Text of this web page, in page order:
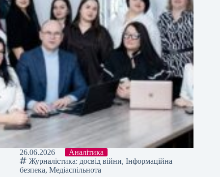
26.06.2026
Аналітика
Журналістика: досвід війни, Інформаційна
безпека, Медіаспільнота